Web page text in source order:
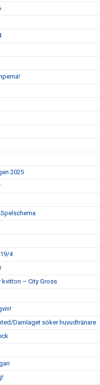
2025
4
kvitton – City Gross
Damlaget söker huvudtränare